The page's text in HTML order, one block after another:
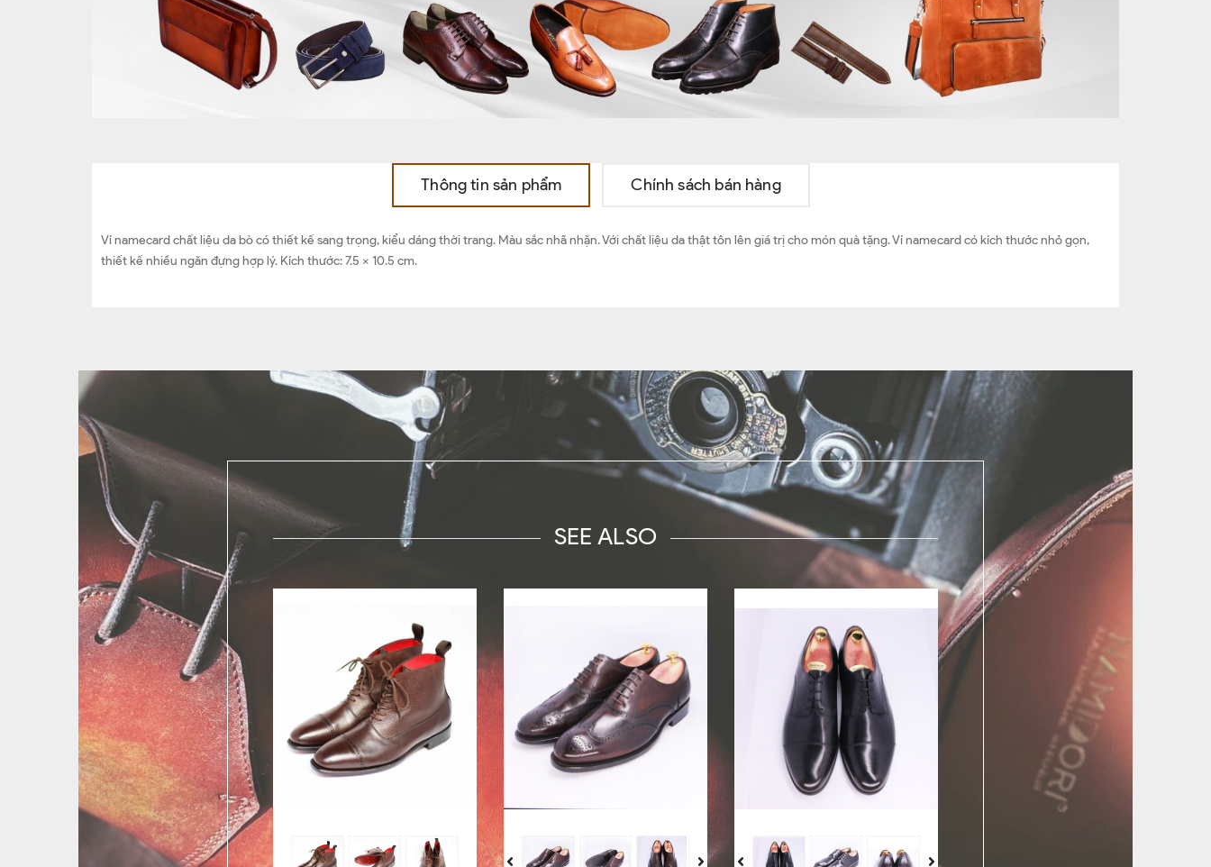
Thông tin sản phẩm Chính sách bán hàng
Ví namecard chất liệu da bò có thiết kế sang trọng, kiểu dáng thời trang. Màu sắc nhã nhặn. Với chất liệu da thật tôn lên giá trị cho món quà tặng. Ví namecard có kích thước nhỏ gọn,
thiết kế nhiều ngăn đựng hợp lý. Kích thước: 7.5 x 10.5 cm.
SEE ALSO